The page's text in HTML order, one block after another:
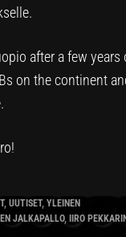
after a few
on the continent
, UUTISET, YLEINEN
JALKAPALLO, IIRO